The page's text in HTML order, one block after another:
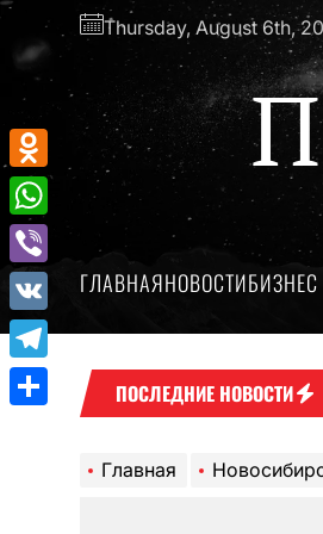
Перейти
содержимому
Thursday, August 6th,
ГЛАВНАЯНОВОСТИ
ПОСЛЕДНИЕ НОВОСТИ
Оформление займа
Главная
Odnoklassniki
WhatsApp
Viber
VK
Telegram
Отправить